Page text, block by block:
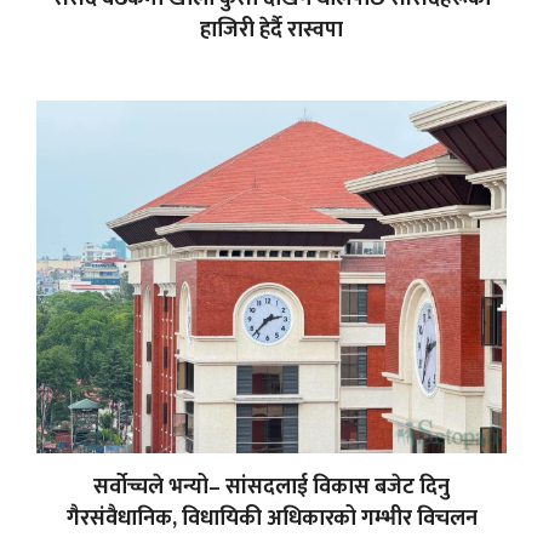
हाजिरी हेर्दै रास्वपा
सर्वोच्चले भन्यो– सांसदलाई विकास बजेट दिनु
गैरसंवैधानिक, विधायिकी अधिकारको गम्भीर विचलन